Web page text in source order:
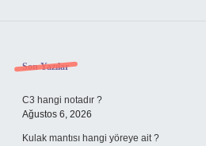
Sidebar
Son Yazılar
C3 hangi notadır ?
Ağustos 6, 2026
Kulak mantısı hangi yöreye ait ?